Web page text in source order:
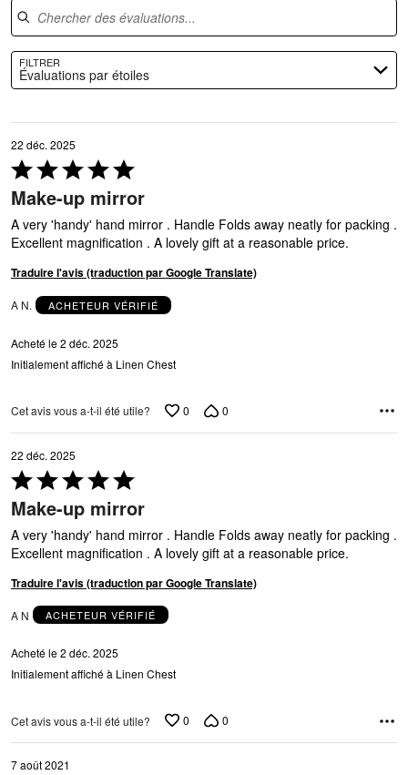
FILTRER
Évaluations par étoiles
22 déc. 2025
Coté
5 sur
5
Make-up mirror
A very 'handy' hand mirror . Handle Folds away neatly for packing .
Excellent magnification . A lovely gift at a reasonable price.
Traduire l'avis (traduction par Google Translate)
A N. ACHETEUR VÉRIFIÉ
Acheté le 2 déc. 2025
Initialement affiché à Linen Chest
Cet avis vous a-t-il été utile? 0 0
22 déc. 2025
Coté
5 sur
5
Make-up mirror
A very 'handy' hand mirror . Handle Folds away neatly for packing .
Excellent magnification . A lovely gift at a reasonable price.
Traduire l'avis (traduction par Google Translate)
A N ACHETEUR VÉRIFIÉ
Acheté le 2 déc. 2025
Initialement affiché à Linen Chest
Cet avis vous a-t-il été utile? 0 0
7 août 2021